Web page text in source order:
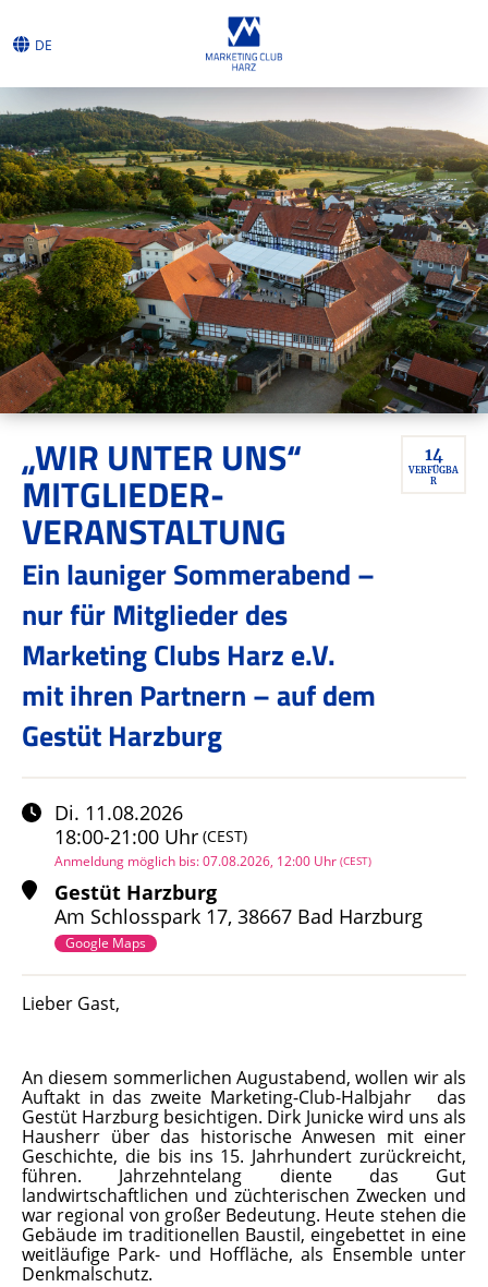
DE
„WIR UNTER UNS“
MITGLIEDER-
VERANSTALTUNG
Ein launiger Sommerabend –
nur für Mitglieder des
Marketing Clubs Harz e.V.
mit ihren Partnern – auf dem
Gestüt Harzburg
14
VERFÜGBA
R
Di. 11.08.2026
18:00-21:00 Uhr (CEST)
Anmeldung möglich bis:07.08.2026, 12:00 Uhr (CEST)
Gestüt Harzburg
Am Schlosspark 17, 38667 Bad Harzburg
Google Maps
Lieber Gast,
An diesem sommerlichen Augustabend, wollen wir als
Auftakt in das zweite Marketing-Club-Halbjahr   das
Gestüt Harzburg besichtigen. Dirk Junicke wird uns als
Hausherr über das historische Anwesen mit einer
Geschichte, die bis ins 15. Jahrhundert zurückreicht,
führen. Jahrzehntelang diente das Gut
landwirtschaftlichen und züchterischen Zwecken und
war regional von großer Bedeutung. Heute stehen die
Gebäude im traditionellen Baustil, eingebettet in eine
weitläufige Park- und Hoffläche, als Ensemble unter
Denkmalschutz.